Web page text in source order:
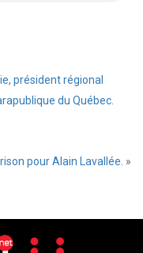
président régional
du Québec.
pour Alain Lavallée. »